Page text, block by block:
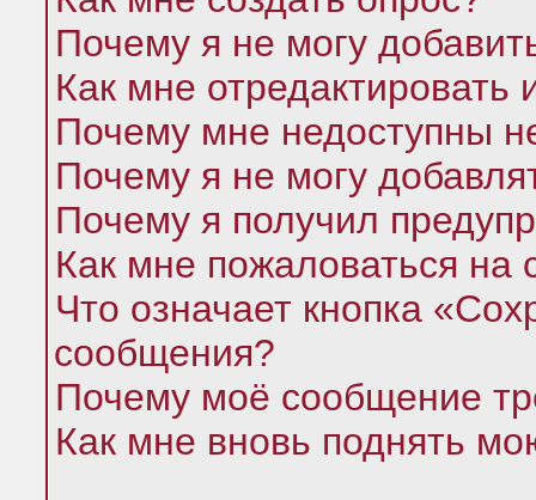
Почему я не могу
Как мне отредактировать
Почему мне недоступны
Почему я не могу
Почему я получил
Как мне пожаловаться
Что означает кнопка
сообщения?
Почему моё сообщение
Как мне вновь поднять